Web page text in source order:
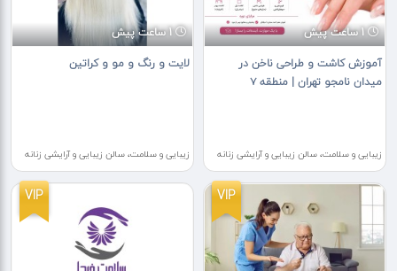
1 ساعت پیش
آموزش کاشت و طراحی ناخن در
میدان نامجو تهران | منطقه ۷
زیبایی و سلامت، سالن زیبایی و آرایشی زنانه
1 ساعت پیش
لایت و رنگ و مو و کراتین
زیبایی و سلامت، سالن زیبایی و آرایشی زنانه
VIP
VIP